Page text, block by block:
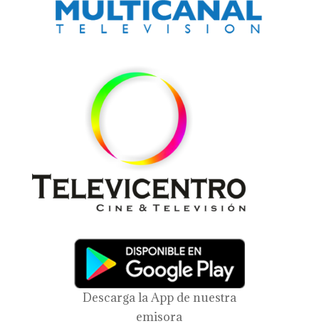
Descarga la App de nuestra
emisora